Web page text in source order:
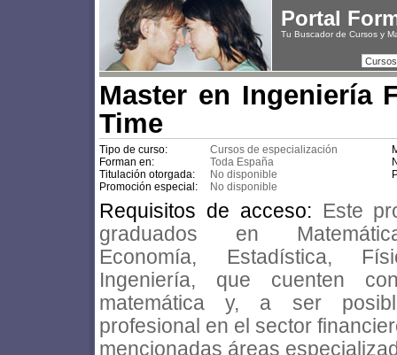
Portal
Tu Buscador de Cursos y
Master en Ingeniería
Time
Tipo de curso: Cursos de especialización
Forman en:
Toda España
Titulación otorgada:
No disponible
Promoción especial:
No disponible
Requisitos de acceso: Este
graduados en
Economía, Estadística,
Ingeniería, que cuenten
matemática y, a ser
profesional en el sector
mencionadas áreas